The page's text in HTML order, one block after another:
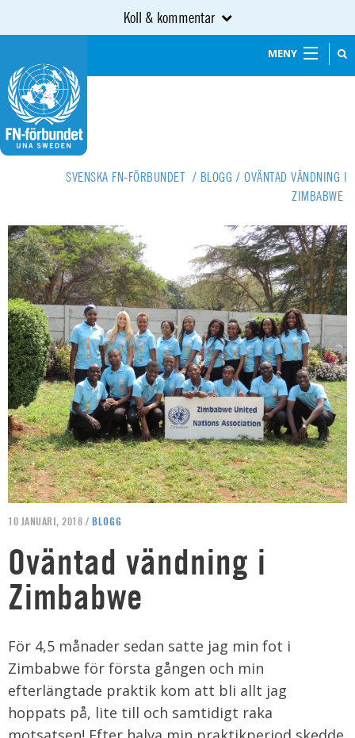
Koll & kommentar
MENY
SVENSKA FN-FÖRBUNDET / BLOGG / OVÄNTAD VÄNDNING I
ZIMBABWE
10 JANUARI, 2018 / BLOGG
Oväntad vändning i
Zimbabwe
För 4,5 månader sedan satte jag min fot i
Zimbabwe för första gången och min
efterlängtade praktik kom att bli allt jag
hoppats på, lite till och samtidigt raka